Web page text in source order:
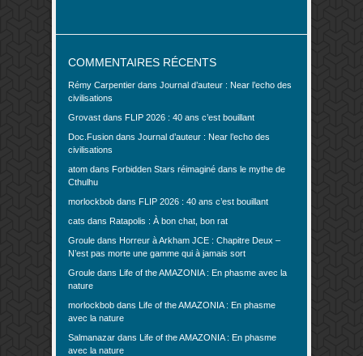
COMMENTAIRES RÉCENTS
Rémy Carpentier dans Journal d’auteur : Near l’echo des
civilisations
Grovast dans FLIP 2026 : 40 ans c’est bouillant
Doc.Fusion dans Journal d’auteur : Near l’echo des
civilisations
atom dans Forbidden Stars réimaginé dans le mythe de
Cthulhu
morlockbob dans FLIP 2026 : 40 ans c’est bouillant
cats dans Ratapolis : À bon chat, bon rat
Groule dans Horreur à Arkham JCE : Chapitre Deux –
N’est pas morte une gamme qui à jamais sort
Groule dans Life of the AMAZONIA : En phasme avec la
nature
morlockbob dans Life of the AMAZONIA : En phasme
avec la nature
Salmanazar dans Life of the AMAZONIA : En phasme
avec la nature